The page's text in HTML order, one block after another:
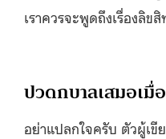
เราควรจะพูดถึงเรื่องลิ
ปวดกบาลเสมอเมื่
อย่าแปลกใจครับ ตัวผู้เขี